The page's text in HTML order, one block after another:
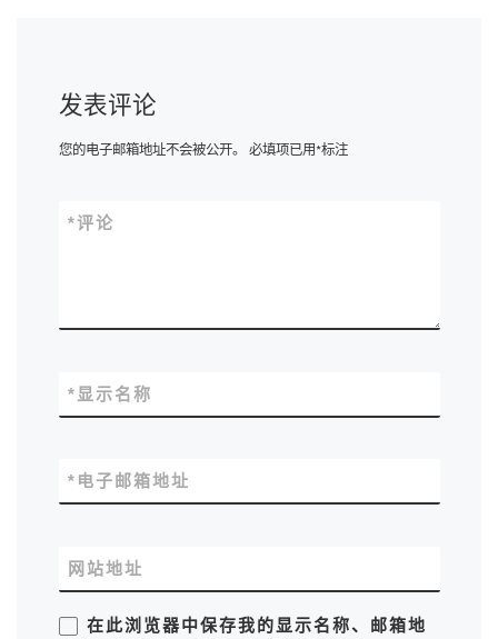
发表评论
您的电子邮箱地址不会被公开。 必填项已用*标注
评论
*
显示名称
*
电子邮箱地址
*
网站地址
在此浏览器中保存我的显示名称、邮箱地